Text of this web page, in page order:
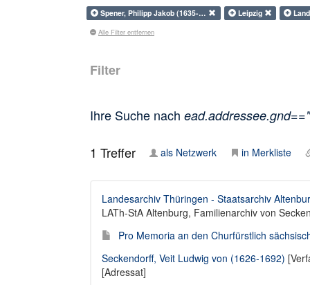
Spener, Philipp Jakob (1635-… Leipzig
Alle Filter entfernen
Filter
Ihre Suche nach
1 Treffer als Netzwerk in Merkliste
Landesarchiv Thüringen - Staatsarchiv
LATh-StA Altenburg, Familienarchiv von
Pro Memoria an den Churfürstlich
Seckendorff, Veit Ludwig von (1626-1692)
[Adressat]